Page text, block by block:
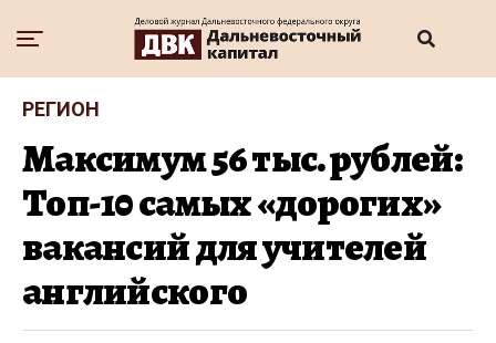
РЕГИОН
Максимум 56 тыс. рублей:
Топ-10 самых «дорогих»
вакансий для учителей
английского